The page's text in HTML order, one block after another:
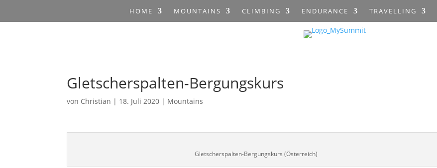
HOME MOUNTAINS CLIMBING ENDURANCE TRAVELLING
Gletscherspalten-Bergungskurs
von Christian | 18. Juli 2020 | Mountains
Gletscherspalten-Bergungskurs (Österreich)